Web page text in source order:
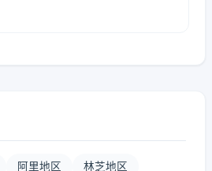
阿里地区 林芝地区